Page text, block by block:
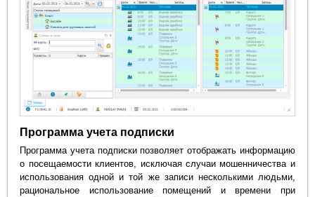
Программа учета подписки
Программа учета подписки позволяет отображать информацию
о посещаемости клиентов, исключая случаи мошенничества и
использования одной и той же записи несколькими людьми,
рациональное использование помещений и времени при